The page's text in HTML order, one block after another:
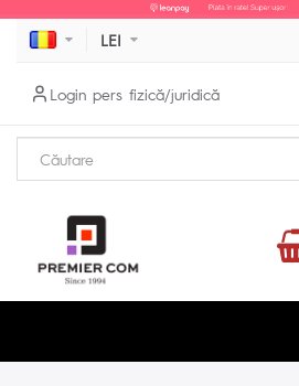
LEI
Login pers fizică/juridică